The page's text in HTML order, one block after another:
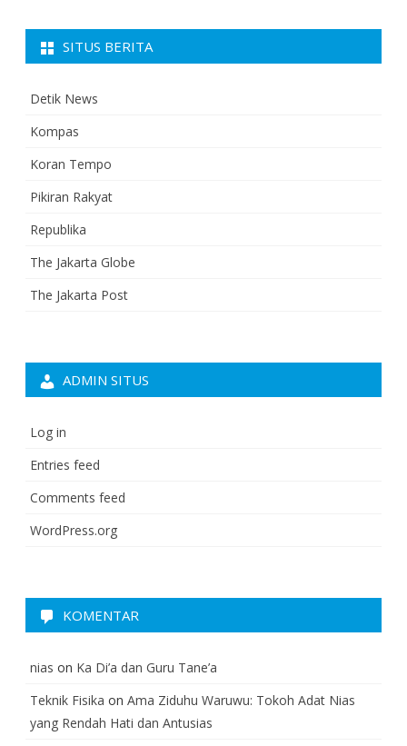
SITUS BERITA
Detik News
Kompas
Koran Tempo
Pikiran Rakyat
Republika
The Jakarta Globe
The Jakarta Post
ADMIN SITUS
Log in
Entries feed
Comments feed
WordPress.org
KOMENTAR
nias on Ka Di’a dan Guru Tane’a
Teknik Fisika on Ama Ziduhu Waruwu: Tokoh Adat Nias
yang Rendah Hati dan Antusias